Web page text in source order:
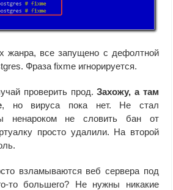
жанра, все запущено с дефолтной
Фраза fixme игнорируется.
проверить прод.Захожу, а там
, но вируса пока нет. Не стал
ненароком не словить бан от
просто удалили. На второй
взламываются веб сервера под
то большего? Не нужны никакие